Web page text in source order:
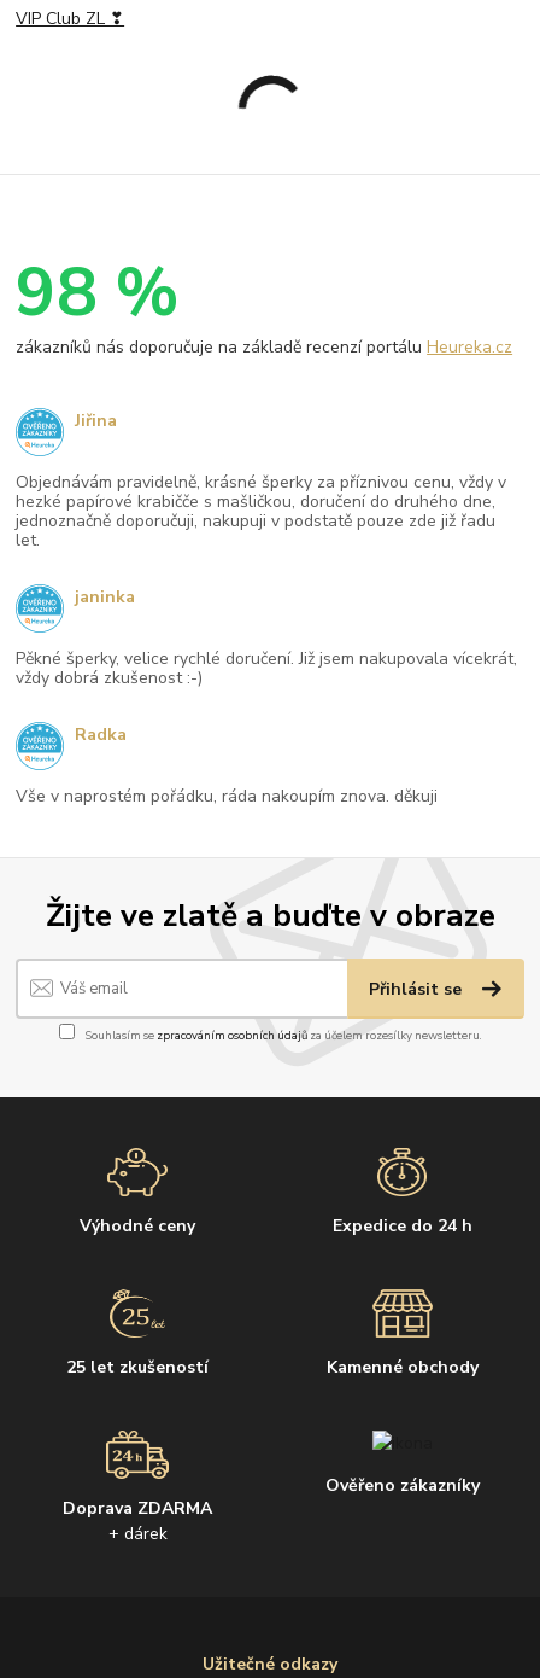
VIP Club ZL ❣
Žijte ve zlatě a buďte v obraze
Přihlásit se
Souhlasím se zpracováním osobních údajůza účelem rozesílky newsletteru.
Výhodné ceny Expedice do 24 h
25 let zkušeností Kamenné obchody
Doprava ZDARMA
+ dárek
Ověřeno zákazníky
Užitečné odkazy
98 %
zákazníků nás doporučuje na základě recenzí portáluHeureka.cz
Objednávám pravidelně, krásné šperky za příznivou cenu, vždy v
hezké papírové krabičče s mašličkou, doručení do druhého dne,
jednoznačně doporučuji, nakupuji v podstatě pouze zde již řadu
let.
Jiřina
Pěkné šperky, velice rychlé doručení. Již jsem nakupovala vícekrát,
vždy dobrá zkušenost :-)
janinka
Vše v naprostém pořádku, ráda nakoupím znova. děkuji
Radka